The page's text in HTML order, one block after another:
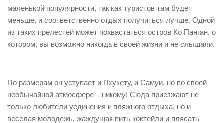
Поиск туров online
маленькой популярности, так как туристов там будет
меньше, и соответственно отдых получиться лучше. Одной
из таких прелестей может похвастаться остров Ко Панган, о
котором, вы возможно никогда в своей жизни и не слышали.
По размерам он уступает и Пхукету, и Самуи, но по своей
необычайной атмосфере – никому! Сюда приезжают не
только любители уединения и пляжного отдыха, но и
веселая молодежь, жаждущая пить коктейли и плясать